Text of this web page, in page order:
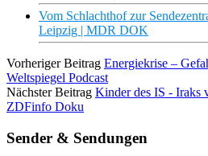
Vom Schlachthof zur
Leipzig | MDR DOK
Vorheriger Beitrag Energiekrise –
Weltspiegel Podcast
Nächster Beitrag Kinder des IS - Iraks
ZDFinfo Doku
Sender & Sendungen